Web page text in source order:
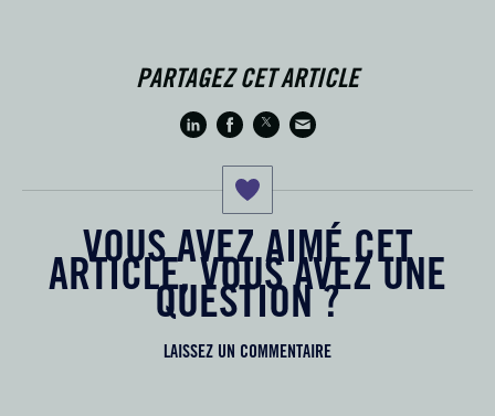
PARTAGEZ CET ARTICLE
VOUS AVEZ AIMÉ CET
ARTICLE, VOUS AVEZ UNE
QUESTION ?
LAISSEZ UN COMMENTAIRE